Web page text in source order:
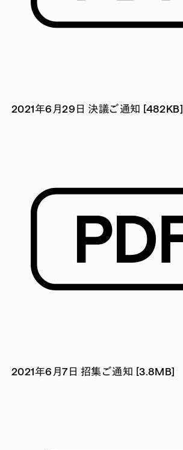
2021年6月29日 決議ご通知 [482KB]
2021年6月7日 招集ご通知 [3.8MB]